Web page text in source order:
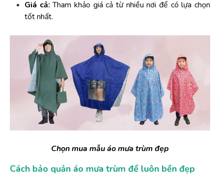
Giá cả: Tham khảo giá cả từ nhiều nơi để có lựa chọn
tốt nhất.
Chọn mua mẫu áo mưa trùm đẹp
Cách bảo quản áo mưa trùm để luôn bền đẹp